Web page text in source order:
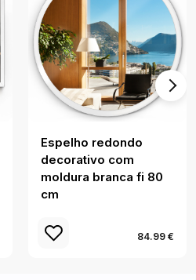
Espelho redondo
decorativo com
moldura branca fi 80
cm
84.99 €